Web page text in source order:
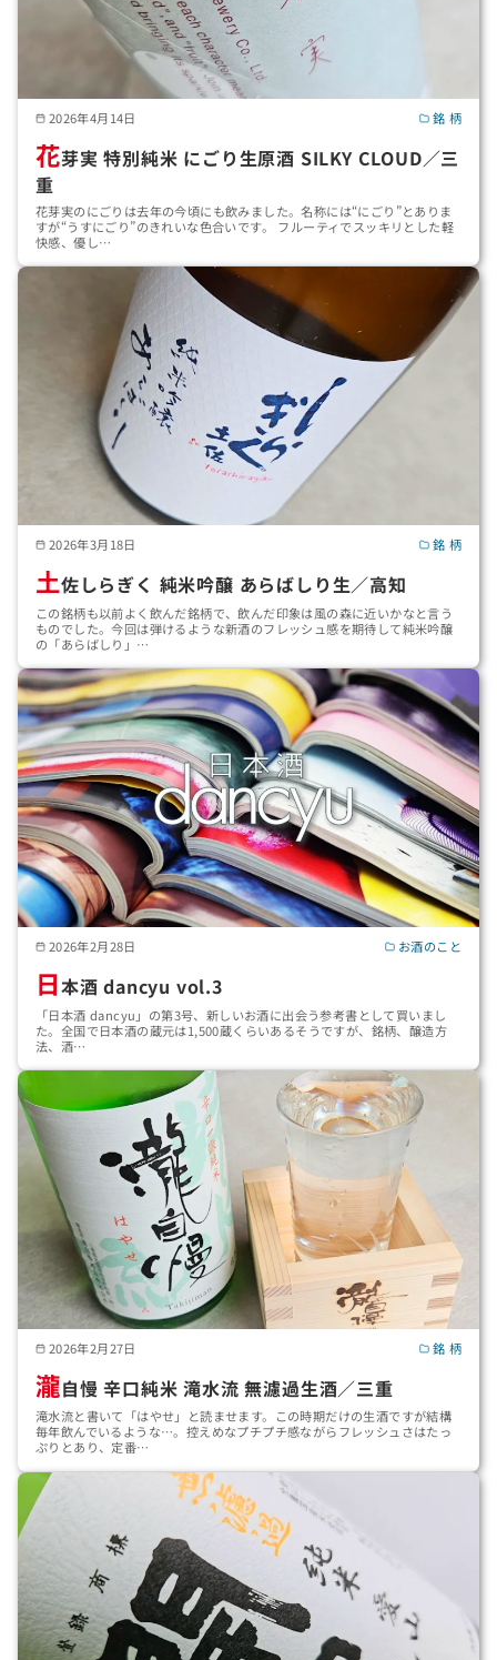
2026年4月14日 銘 柄
花芽実 特別純米 にごり生原酒 SILKY CLOUD／三
重
花芽実のにごりは去年の今頃にも飲みました。名称には“にごり”とありま
すが“うすにごり”のきれいな色合いです。 フルーティでスッキリとした軽
快感、優し…
2026年3月18日 銘 柄
土佐しらぎく 純米吟醸 あらばしり生／高知
この銘柄も以前よく飲んだ銘柄で、飲んだ印象は風の森に近いかなと言う
ものでした。今回は弾けるような新酒のフレッシュ感を期待して純米吟醸
の「あらばしり」…
2026年2月28日 お酒のこと
日本酒 dancyu vol.3
「日本酒 dancyu」の第3号、新しいお酒に出会う参考書として買いまし
た。全国で日本酒の蔵元は1,500蔵くらいあるそうですが、銘柄、醸造方
法、酒…
2026年2月27日 銘 柄
瀧自慢 辛口純米 滝水流 無濾過生酒／三重
滝水流と書いて「はやせ」と読ませます。この時期だけの生酒ですが結構
毎年飲んでいるような…。控えめなプチプチ感ながらフレッシュさはたっ
ぷりとあり、定番…